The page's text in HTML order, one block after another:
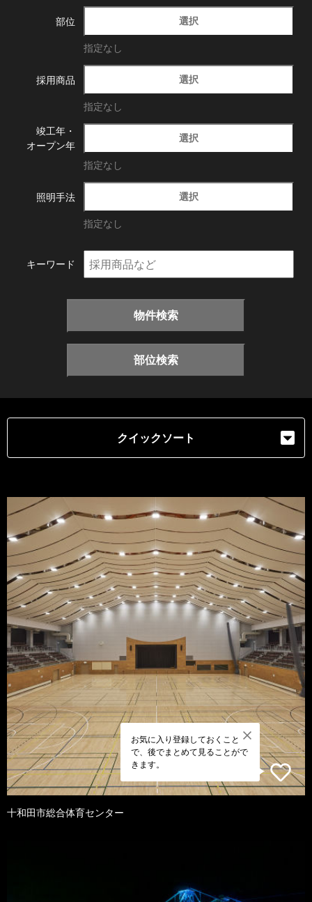
部位 選択
指定なし
採用商品 選択
指定なし
竣工年・
オープン年
選択
指定なし
照明手法 選択
指定なし
キーワード
物件検索
部位検索
クイックソート
お気に入り登録しておくこと
で、後でまとめて見ることがで
きます。
十和田市総合体育センター